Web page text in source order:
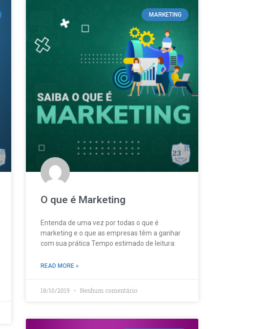
MARKETING
O que é Marketing
Entenda de uma vez por todas o que é
marketing e o que as empresas têm a ganhar
com sua prática Tempo estimado de leitura:
READ MORE »
18/10/2019 Nenhum comentário